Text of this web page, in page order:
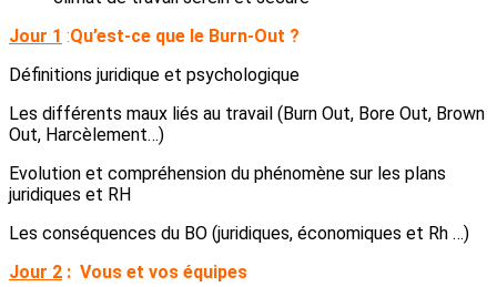
Jour 1 :Qu’est-ce que le Burn-Out ?
Définitions juridique et psychologique
Les différents maux liés au travail (Burn Out, Bore Out, Brown
Out, Harcèlement…)
Evolution et compréhension du phénomène sur les plans
juridiques et RH
Les conséquences du BO (juridiques, économiques et Rh …)
Jour 2 : Vous et vos équipes